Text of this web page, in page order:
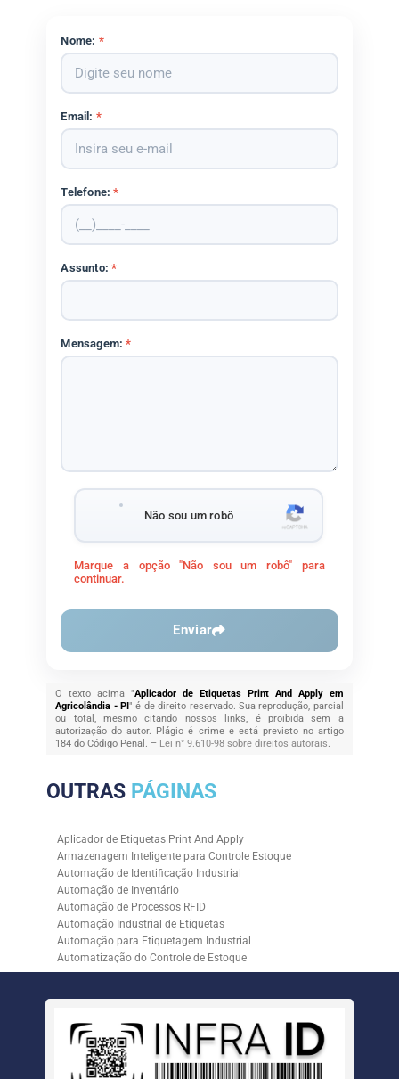
Nome: *
Email: *
Telefone:*
Assunto:*
Mensagem:*
Não sou um robô
Marque a opção "Não sou um robô" para
continuar.
Enviar
O texto acima "Aplicador de Etiquetas Print And Apply em
Agricolândia - PI" é de direito reservado. Sua reprodução, parcial
ou total, mesmo citando nossos links, é proibida sem a
autorização do autor. Plágio é crime e está previsto no artigo
184 do Código Penal. – Lei n° 9.610-98 sobre direitos autorais.
OUTRAS PÁGINAS
Aplicador de Etiquetas Print And Apply
Armazenagem Inteligente para Controle Estoque
Automação de Identificação Industrial
Automação de Inventário
Automação de Processos RFID
Automação Industrial de Etiquetas
Automação para Etiquetagem Industrial
Automatização do Controle de Estoque
Controle de Estoque com RFID
Empresa de Automação para Processos Logísticos
Empresa de Rastreabilidade Industrial
Empresa de Soluções para Etiquetagem
Empresa Especializada em Inventário de Estoque